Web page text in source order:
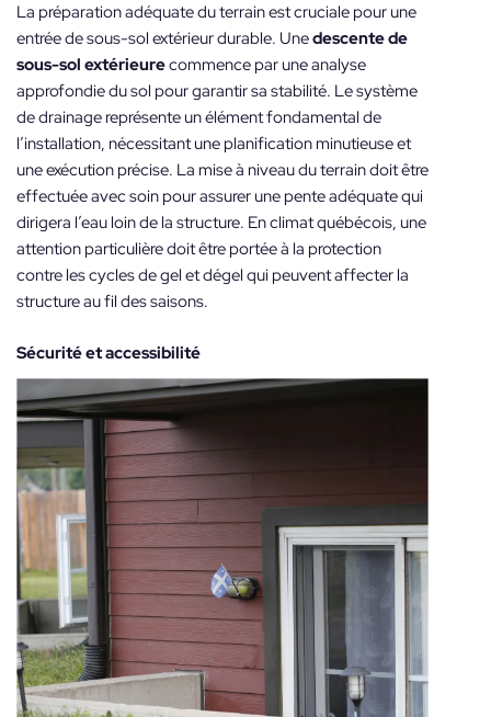
La préparation adéquate du terrain est cruciale pour une
entrée de sous-sol extérieur durable. Unedescente de
sous-sol extérieurecommence par une analyse
approfondie du sol pour garantir sa stabilité. Le système
de drainage représente un élément fondamental de
l’installation, nécessitant une planification minutieuse et
une exécution précise. La mise à niveau du terrain doit être
effectuée avec soin pour assurer une pente adéquate qui
dirigera l’eau loin de la structure. En climat québécois, une
attention particulière doit être portée à la protection
contre les cycles de gel et dégel qui peuvent affecter la
structure au fil des saisons.
Sécurité et accessibilité